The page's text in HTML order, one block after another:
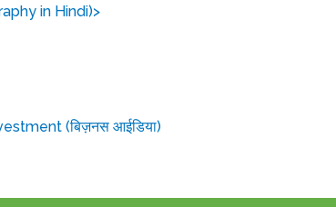
in Hindi)>
(बिज़नस आईडिया)